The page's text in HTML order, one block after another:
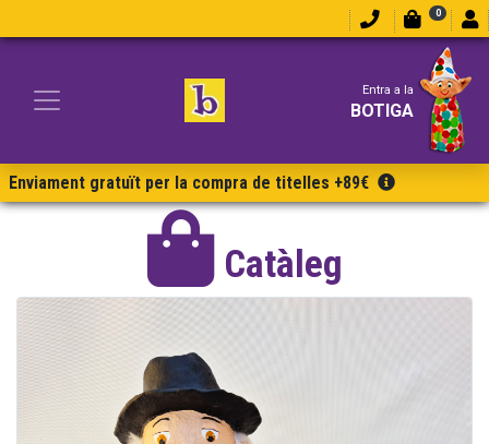
0
Entra a la
BOTIGA
Enviament gratuït per la compra de titelles +89€
Catàleg